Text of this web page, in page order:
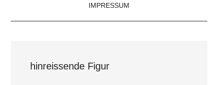
IMPRESSUM
hinreissende Figur